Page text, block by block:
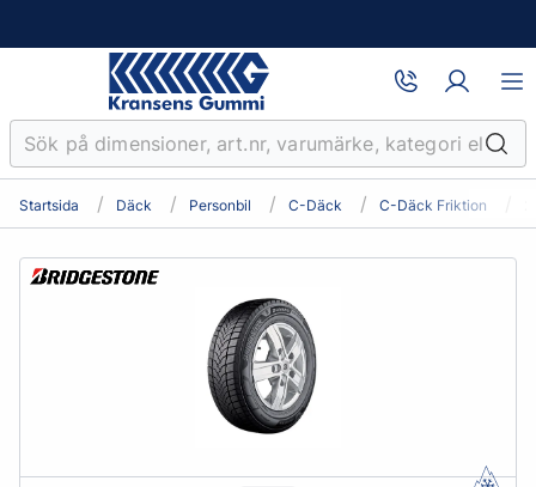
Startsida Däck Personbil C-Däck C-Däck Friktion